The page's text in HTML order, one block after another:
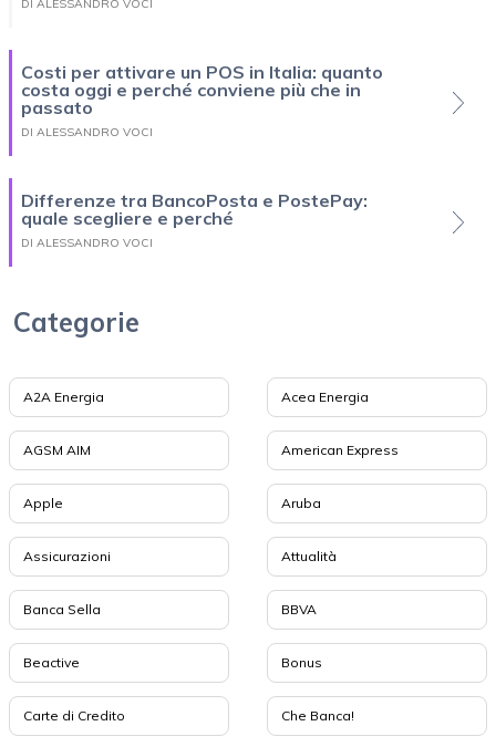
DI ALESSANDRO VOCI
Costi per attivare un POS in Italia: quanto
costa oggi e perché conviene più che in
passato
DI ALESSANDRO VOCI
Differenze tra BancoPosta e PostePay:
quale scegliere e perché
DI ALESSANDRO VOCI
Categorie
A2A Energia Acea Energia
AGSM AIM American Express
Apple Aruba
Assicurazioni Attualità
Banca Sella BBVA
Beactive Bonus
Carte di Credito Che Banca!